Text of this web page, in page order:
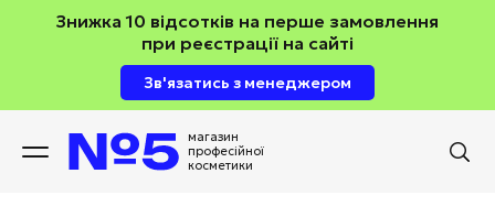
Знижка 10 відсотків на перше замовлення
при реєстрації на сайті
Зв'язатись з менеджером
магазин
професійної
косметики